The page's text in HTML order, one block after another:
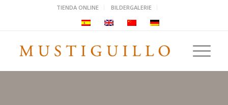
TIENDA ONLINE BILDERGALERIE